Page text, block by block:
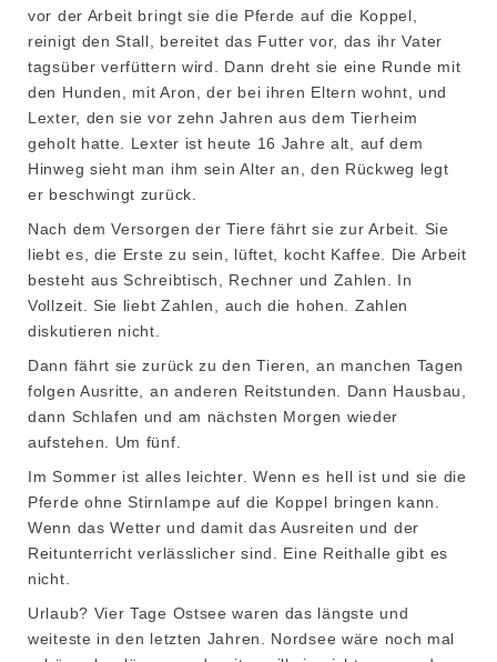
vor der Arbeit bringt sie die Pferde auf die Koppel,
reinigt den Stall, bereitet das Futter vor, das ihr Vater
tagsüber verfüttern wird. Dann dreht sie eine Runde mit
den Hunden, mit Aron, der bei ihren Eltern wohnt, und
Lexter, den sie vor zehn Jahren aus dem Tierheim
geholt hatte. Lexter ist heute 16 Jahre alt, auf dem
Hinweg sieht man ihm sein Alter an, den Rückweg legt
er beschwingt zurück.
Nach dem Versorgen der Tiere fährt sie zur Arbeit. Sie
liebt es, die Erste zu sein, lüftet, kocht Kaffee. Die Arbeit
besteht aus Schreibtisch, Rechner und Zahlen. In
Vollzeit. Sie liebt Zahlen, auch die hohen. Zahlen
diskutieren nicht.
Dann fährt sie zurück zu den Tieren, an manchen Tagen
folgen Ausritte, an anderen Reitstunden. Dann Hausbau,
dann Schlafen und am nächsten Morgen wieder
aufstehen. Um fünf.
Im Sommer ist alles leichter. Wenn es hell ist und sie die
Pferde ohne Stirnlampe auf die Koppel bringen kann.
Wenn das Wetter und damit das Ausreiten und der
Reitunterricht verlässlicher sind. Eine Reithalle gibt es
nicht.
Urlaub? Vier Tage Ostsee waren das längste und
weiteste in den letzten Jahren. Nordsee wäre noch mal